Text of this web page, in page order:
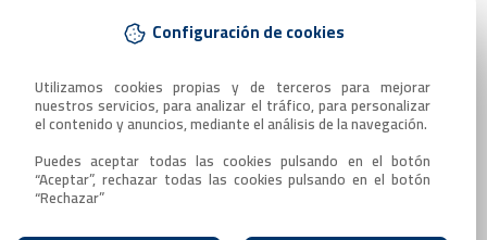
Configuración de cookies
Utilizamos cookies propias y de terceros para mejorar
nuestros servicios, para analizar el tráfico, para personalizar
el contenido y anuncios, mediante el análisis de la navegación.
Puedes aceptar todas las cookies pulsando en el botón
“Aceptar”, rechazar todas las cookies pulsando en el botón
“Rechazar”